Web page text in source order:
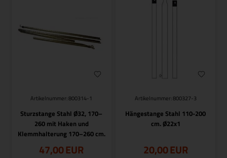
Artikelnummer: 800314-1
Sturzstange Stahl Ø32, 170–
260 mit Haken und
Klemmhalterung 170–260 cm.
47,00EUR
Artikelnummer: 800327-3
Hängestange Stahl 110-200
cm. Ø22x1
20,00EUR